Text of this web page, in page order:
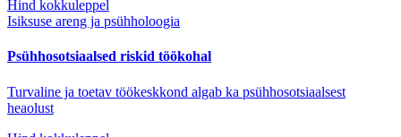
Hind kokkuleppel
Isiksuse areng ja psühholoogia
Psühhosotsiaalsed riskid töökohal
Turvaline ja toetav töökeskkond algab ka psühhosotsiaalsest
heaolust